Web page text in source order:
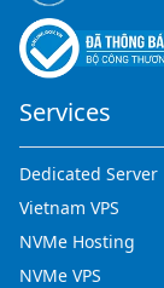
Services
Dedicated Server
Vietnam VPS
NVMe Hosting
NVMe VPS